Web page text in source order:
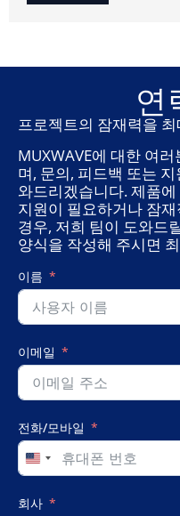
연
프로젝트의 잠재력을
MUXWAVE에 대한 여
며, 문의, 피드백 또는
와드리겠습니다. 제품
지원이 필요하거나 잠
경우, 저희 팀이 도와드
양식을 작성해 주시면
이름
이메일
전화/모바일
United
States
+1
회사